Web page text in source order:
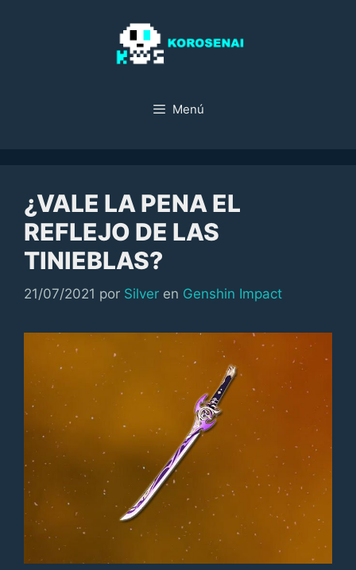
Menú
¿VALE LA PENA EL
REFLEJO DE LAS
TINIEBLAS?
21/07/2021 por Silver en Categorías
Genshin Impact